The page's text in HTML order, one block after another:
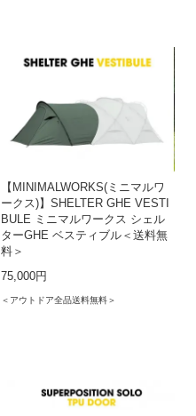
【MINIMALWORKS(ミニマルワ
ークス)】SHELTER GHE VESTI
BULE ミニマルワークス シェル
ターGHE ベスティブル＜送料無
料＞
75,000円
＜アウトドア全品送料無料＞